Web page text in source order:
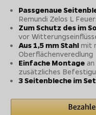
Passgenaue
Remundi Zelos L
Zum Schutz des im
vor
Aus 1,5 mm Stahl mit
Oberflächenveredlung
Einfache Montage
zusätzliches
3 Seitenbleche im Set